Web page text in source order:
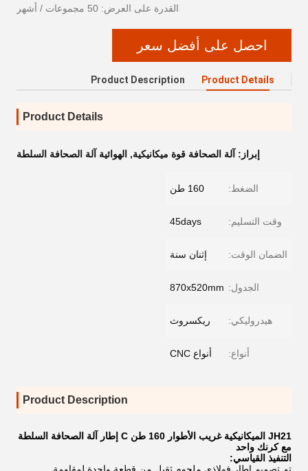
القدرة على العرض: 50 مجموعات / أشهر
احصل على أفضل سعر
Product Details
Product Description
Product Details
إبراز: آلة الصحافة قوة ميكانيكية, الهوائية آلة الصحافة السلطة
الضغط: 160 طن
وقت التسليم: 45days
الضمان الوقت: إثنان سنة
الجدول: 870x520mm
هيدروليكي: ريكسروث
أنواع: أنواع CNC
Product Description
JH21 الميكانيكية غريب الأطوار 160 طن C إطار آلة الصحافة السلطة
مع كرنك واحد
التنفيذ القياسي: